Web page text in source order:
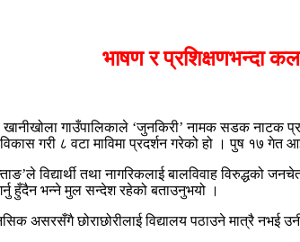
भाषण र प्रशिक्षणभन्दा
खानीखोला गाउँपालिकाले ‘जुनकिरी’ नामक सडक नाटक
गरी ८ वटा माविमा प्रदर्शन गरेको हो । पुष १७ गेत
विद्यार्थी तथा नागरिकलाई बालविवाह
हुँदैन भन्ने मुल सन्देश रहेको बताउनुभयो ।
असरसँगै छोराछोरीलाई विद्यालय पठाउने मात्रै